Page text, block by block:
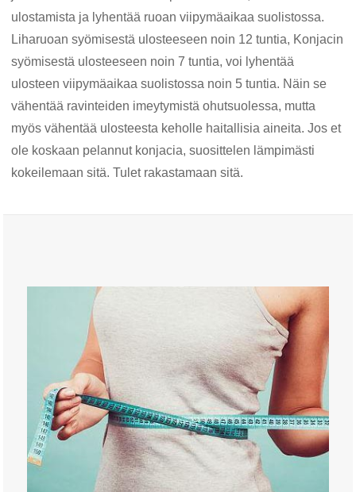
ulostamista ja lyhentää ruoan viipymäaikaa suolistossa.
Liharuoan syömisestä ulosteeseen noin 12 tuntia, Konjacin
syömisestä ulosteeseen noin 7 tuntia, voi lyhentää
ulosteen viipymäaikaa suolistossa noin 5 tuntia. Näin se
vähentää ravinteiden imeytymistä ohutsuolessa, mutta
myös vähentää ulosteesta keholle haitallisia aineita. Jos et
ole koskaan pelannut konjacia, suosittelen lämpimästi
kokeilemaan sitä. Tulet rakastamaan sitä.